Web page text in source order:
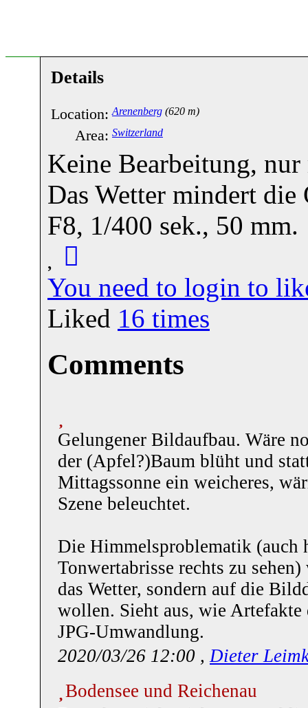
Details
Location: Arenenberg (620 m)
Area: Switzerland
Keine Bearbeitung,
Das Wetter mindert
F8, 1/400 sek., 50 mm.
You need to login to
Liked 16 times
Comments
Gelungener Bildaufbau. Wäre
der (Apfel?)Baum blüht und
Mittagssonne ein weicheres,
Szene beleuchtet.
Die Himmelsproblematik (auch
Tonwertabrisse rechts zu
das Wetter, sondern auf die
wollen. Sieht aus, wie Artefakte
JPG-Umwandlung.
2020/03/26 12:00 , Dieter
Bodensee und Reichenau